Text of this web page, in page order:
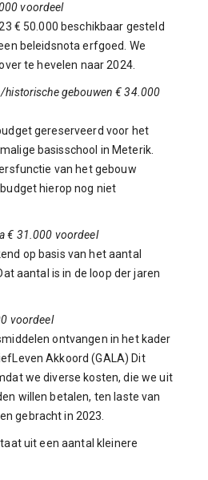
voordeel
€ 50.000 beschikbaar gesteld
beleidsnota erfgoed. We
te hevelen naar 2024.
historische gebouwen € 34.000
gereserveerd voor het
basisschool in Meterik.
van het gebouw
hierop nog niet
€ 31.000 voordeel
op basis van het aantal
aantal is in de loop der jaren
voordeel
ontvangen in het kader
Akkoord (GALA) Dit
we diverse kosten, die we uit
willen betalen, ten laste van
gebracht in 2023.
uit een aantal kleinere